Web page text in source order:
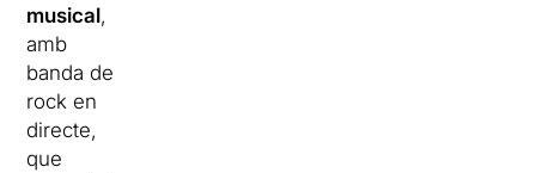
musical,
amb
banda de
rock en
directe,
que